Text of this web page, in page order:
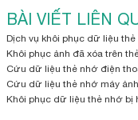
BÀI VIẾT LIÊN
Dịch vụ khôi phục dữ liệu
Khôi phục ảnh đã xóa trên
Cứu dữ liệu thẻ nhớ điện
Cứu dữ liệu thẻ nhớ máy
Khôi phục dữ liệu thẻ nhớ bị